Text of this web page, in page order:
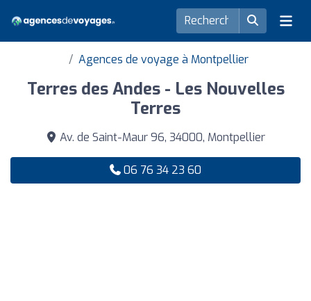
Agences de voyage à Montpellier
Terres des Andes - Les Nouvelles
Terres
Av. de Saint-Maur 96, 34000, Montpellier
06 76 34 23 60